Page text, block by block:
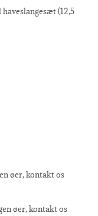
(12,5
øer, kontakt os
øer, kontakt os